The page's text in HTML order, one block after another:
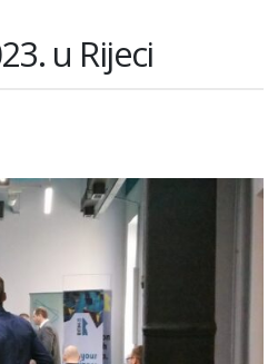
u Rijeci